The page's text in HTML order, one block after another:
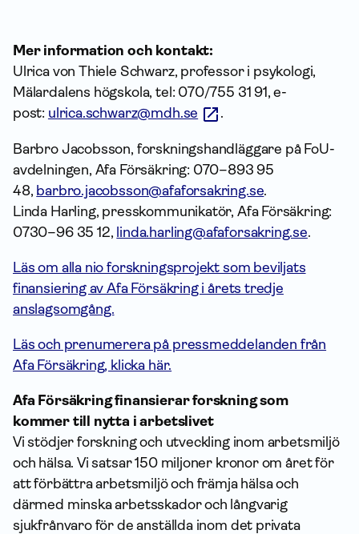
Mer information och kontakt:
Ulrica von Thiele Schwarz, professor i psykologi,
Mälardalens högskola, tel: 070/755 31 91, e-
post: ulrica.schwarz@mdh.se .
Barbro Jacobsson, forskningshandläggare på FoU-
avdelningen, Afa Försäkring: 070–893 95
48, barbro.jacobsson@afaforsakring.se.
Linda Harling, presskommunikatör, Afa Försäkring:
0730–96 35 12, linda.harling@afaforsakring.se.
Läs om alla nio forskningsprojekt som beviljats
finansiering av Afa Försäkring i årets tredje
anslagsomgång.
Läs och prenumerera på pressmeddelanden från
Afa Försäkring, klicka här.
Afa Försäkring finansierar forskning som
kommer till nytta i arbetslivet
Vi stödjer forskning och utveckling inom arbetsmiljö
och hälsa. Vi satsar 150 miljoner kronor om året för
att förbättra arbetsmiljö och främja hälsa och
därmed minska arbetsskador och långvarig
sjukfrånvaro för de anställda inom det privata